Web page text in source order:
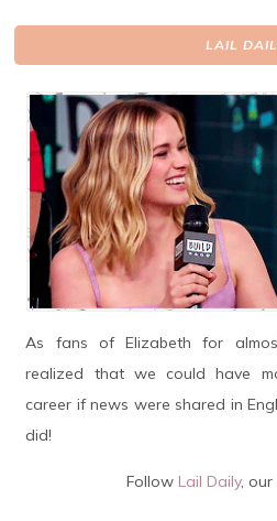
LAIL
As fans of Elizabeth for
realized that we could have
career if news were shared in
did!
Follow Lail Daily, our